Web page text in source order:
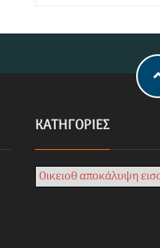
KΑΤΗΓΟΡΊΕΣ